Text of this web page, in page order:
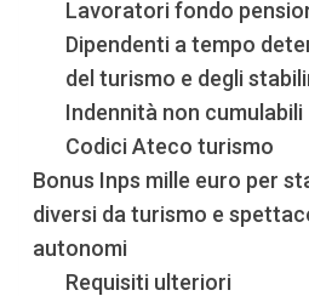
Lavoratori fondo
Dipendenti a tempo
del turismo e degli
Indennità non cumulabili
Codici Ateco turismo
Bonus Inps mille euro per
diversi da turismo e
autonomi
Requisiti ulteriori